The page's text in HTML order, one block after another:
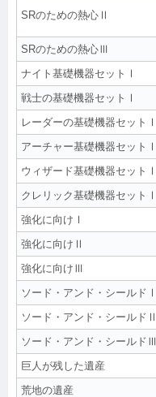
SRのための熱心Ⅱ
SRのための熱心Ⅲ
ナイト基礎機器セットⅠ
戦士の基礎機器セットⅠ
レーダーの基礎機器セットⅠ
アーチャー基礎機器セットⅠ
ウィザード基礎機器セットⅠ
クレリック基礎機器セットⅠ
強化に向けⅠ
強化に向けⅡ
強化に向けⅢ
ソード・アンド・シールドⅠ
ソード・アンド・シールドⅡ
ソード・アンド・シールドⅢ
巨人が残した遺産
荒地の遺産